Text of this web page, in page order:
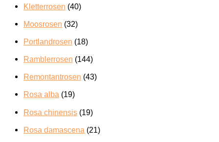
Kletterrosen (40)
Moosrosen (32)
Portlandrosen (18)
Ramblerrosen (144)
Remontantrosen (43)
Rosa alba (19)
Rosa chinensis (19)
Rosa damascena (21)